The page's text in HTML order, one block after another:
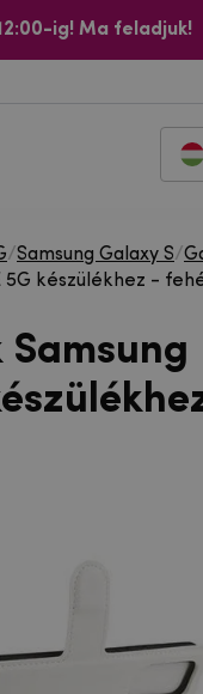
ig! Ma feladjuk!
/Samsung Galaxy S/
5G készülékhez -